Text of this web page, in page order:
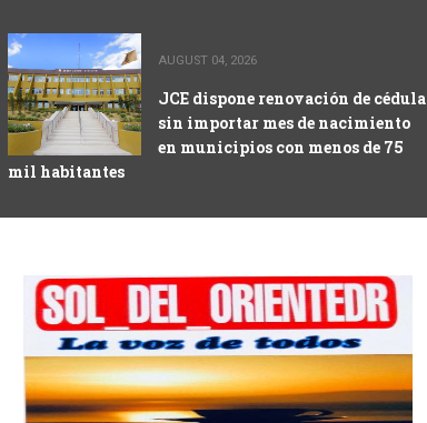
AUGUST 04, 2026
JCE dispone renovación de cédula
sin importar mes de nacimiento
en municipios con menos de 75
mil habitantes